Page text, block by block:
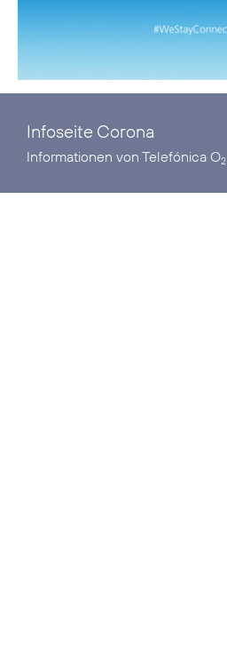
Infoseite Corona
Informationen von Telefónica O2